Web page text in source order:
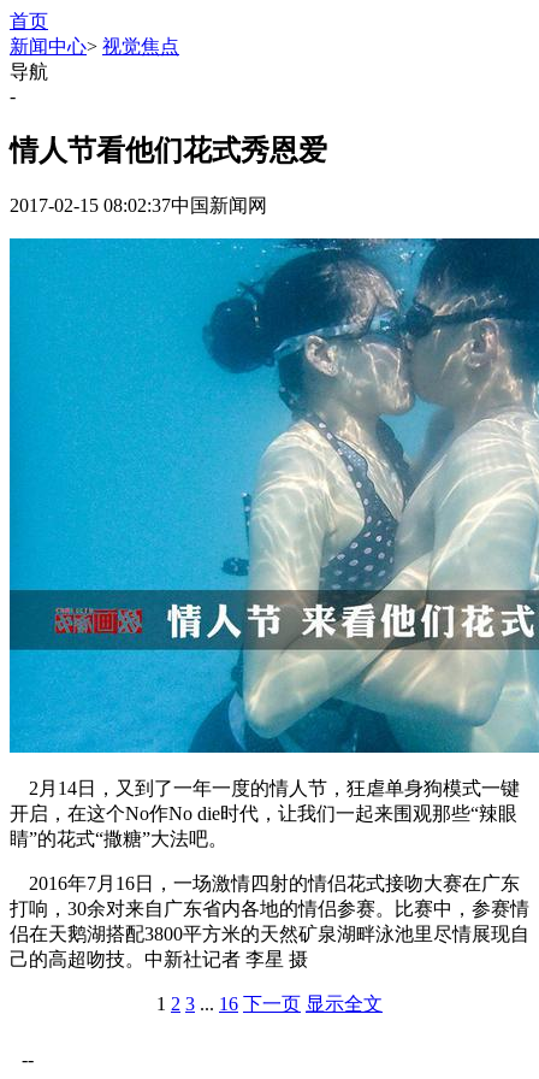
首页
新闻中心> 视觉焦点
导航
-
情人节看他们花式秀恩爱
2017-02-15 08:02:37中国新闻网
2月14日，又到了一年一度的情人节，狂虐单身狗模式一键
开启，在这个No作No die时代，让我们一起来围观那些“辣眼
睛”的花式“撒糖”大法吧。
2016年7月16日，一场激情四射的情侣花式接吻大赛在广东
打响，30余对来自广东省内各地的情侣参赛。比赛中，参赛情
侣在天鹅湖搭配3800平方米的天然矿泉湖畔泳池里尽情展现自
己的高超吻技。中新社记者 李星 摄
1 2 3 ... 16 下一页 显示全文
--